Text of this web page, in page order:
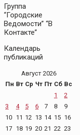
Группа
“Городские
Ведомости” “В
Контакте”
Календарь
публикаций
Август 2026
Пн Вт Ср Чт Пт Сб Вс
1
2
3
4 5 6 7 8
9
10 11 12 13 14 15 16
17 18 19 20 21 22 23